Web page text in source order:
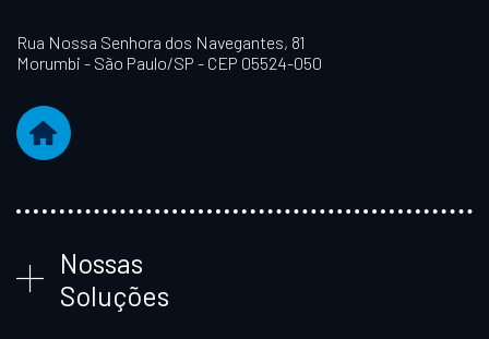
Rua Nossa Senhora dos Navegantes, 81
Morumbi - São Paulo/SP - CEP 05524-050
Nossas
Soluções